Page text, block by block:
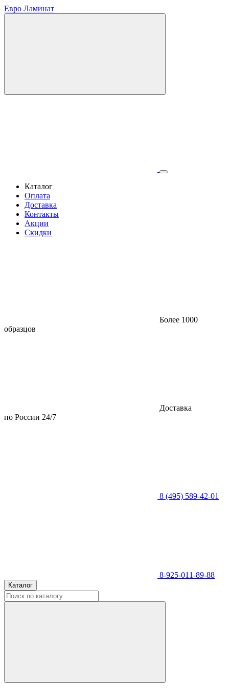
Евро Ламинат
Каталог
Оплата
Доставка
Контакты
Акции
Скидки
Более 1000
образцов
Доставка
по России 24/7
8 (495) 589-42-01
8-925-011-89-88
Каталог